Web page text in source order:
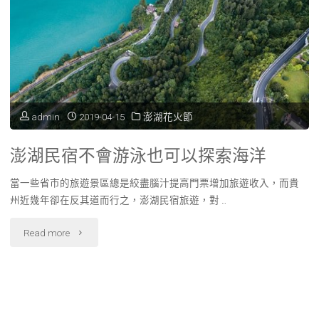
自
助、
跟
團
好
玩"
admin 2019-04-15 澎湖花火節
澎湖民宿不會游泳也可以探索海洋
當一些省市的旅遊景區總是絞盡腦汁提高門票增加旅遊收入，而貴
州近幾年卻在反其道而行之，澎湖民宿旅遊，對 …
Read more "澎